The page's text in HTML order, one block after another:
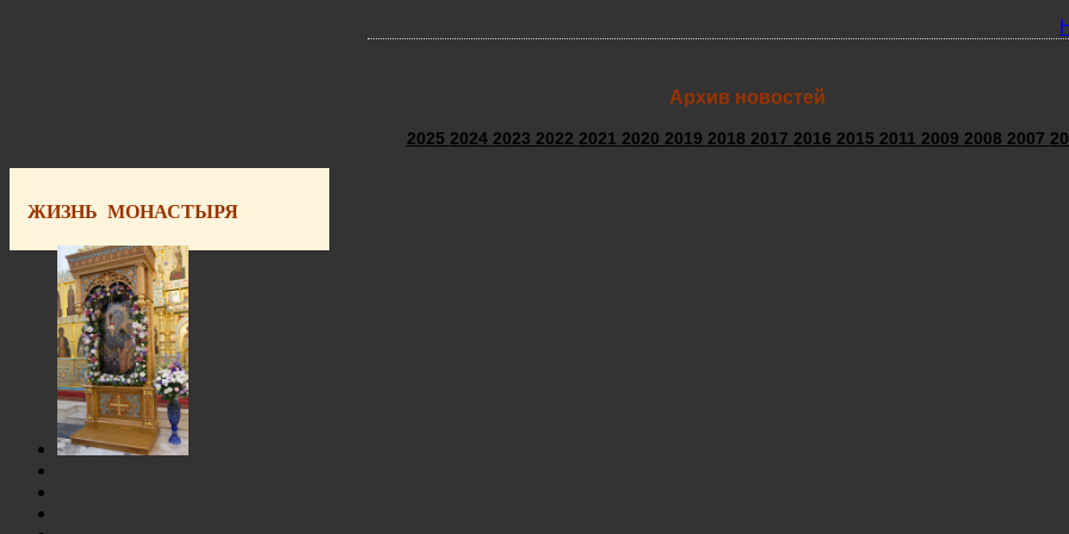
Архив новостей
2025 2024 2023 2022 2021 2020 2019 2018 2017 2016 2015 2011 2009 2008 2007
ЖИЗНЬ МОНАСТЫРЯ